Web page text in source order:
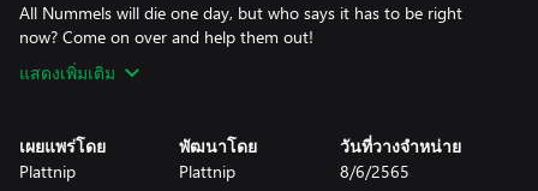
All Nummels will die one day, but who says it has to be right
now? Come on over and help them out!
แสดงเพิ่มเติม
เผยแพร่โดย
Plattnip
พัฒนาโดย
Plattnip
วันที่วางจำหน่าย
8/6/2565